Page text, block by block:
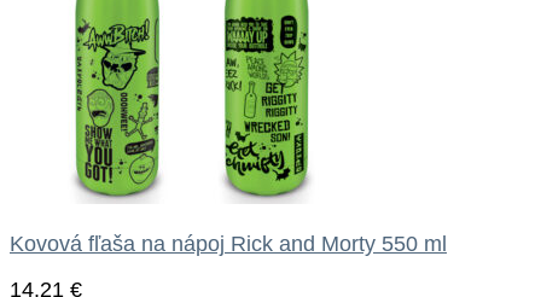
Kovová fľaša na nápoj Rick and Morty 550 ml
14.21 €